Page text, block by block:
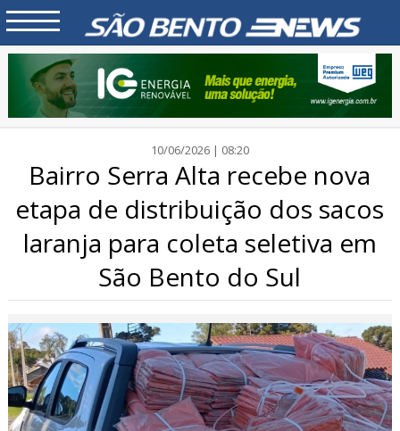
10/06/2026 | 08:20
Bairro Serra Alta recebe nova
etapa de distribuição dos sacos
laranja para coleta seletiva em
São Bento do Sul